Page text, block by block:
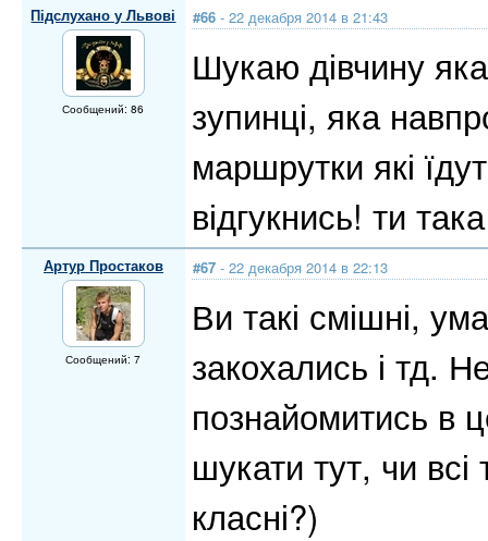
Підслухано у Львові
Сообщений: 86
#66 - 22 декабря 2014 в 21:43
Шукаю дівчину
зупинці, яка
маршрутки які
відгукнись! ти
Артур Простаков
Сообщений: 7
#67 - 22 декабря 2014 в 22:13
Ви такі смішні,
закохались і тд.
познайомитись в
шукати тут, чи всі
класні?)